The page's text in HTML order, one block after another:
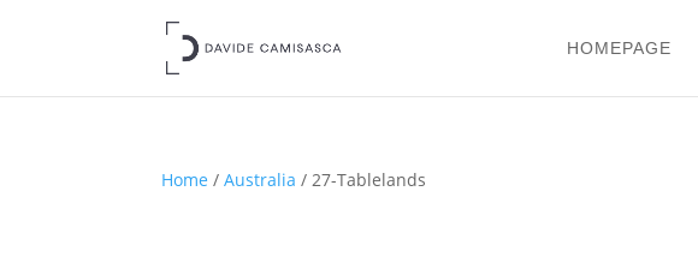
HOMEPAGE
Home /Australia / 27-Tablelands